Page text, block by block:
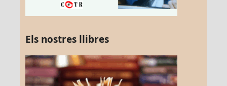
Els nostres llibres